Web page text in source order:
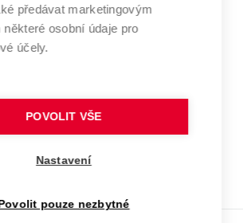
fondů
údajů
odkaz)
V BRNĚ
www.vut.cz
vut@vutbr.cz
předávat marketingovým
některé osobní údaje pro
účely.
POVOLIT VŠE
Nastavení
Povolit pouze nezbytné